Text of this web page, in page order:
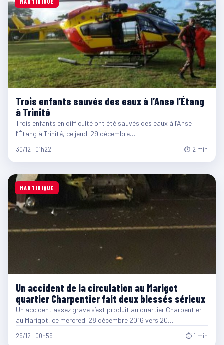
MARTINIQUE
Trois enfants sauvés des eaux à l’Anse l’Étang
à Trinité
Trois enfants en difficulté ont été sauvés des eaux à l’Anse
l’Étang à Trinité, ce jeudi 29 décembre…
30/12 · 01h22 ⏱ 2 min
MARTINIQUE
Un accident de la circulation au Marigot
quartier Charpentier fait deux blessés sérieux
Un accident assez grave s’est produit au quartier Charpentier
au Marigot, ce mercredi 28 décembre 2016 vers 20…
29/12 · 00h59 ⏱ 1 min